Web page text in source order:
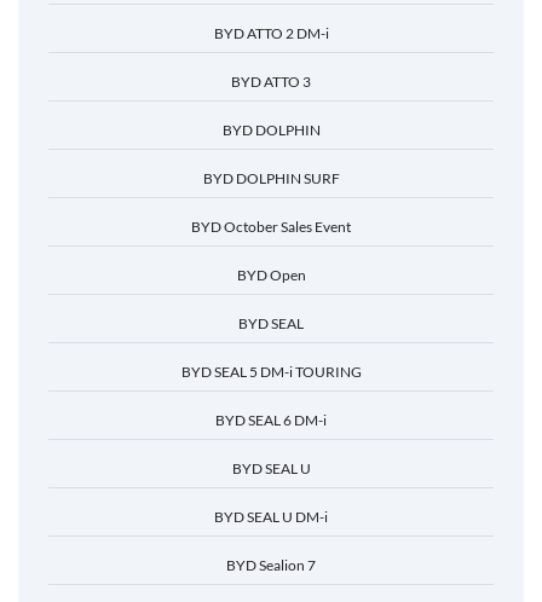
BYD ATTO 2 DM-i
BYD ATTO 3
BYD DOLPHIN
BYD DOLPHIN SURF
BYD October Sales Event
BYD Open
BYD SEAL
BYD SEAL 5 DM-i TOURING
BYD SEAL 6 DM-i
BYD SEAL U
BYD SEAL U DM-i
BYD Sealion 7